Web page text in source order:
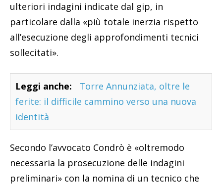
ulteriori indagini indicate dal gip, in
particolare dalla «più totale inerzia rispetto
all’esecuzione degli approfondimenti tecnici
sollecitati».
Leggi anche:
Torre Annunziata, oltre le
ferite: il difficile cammino verso una nuova
identità
Secondo l’avvocato Condrò è «oltremodo
necessaria la prosecuzione delle indagini
preliminari» con la nomina di un tecnico che